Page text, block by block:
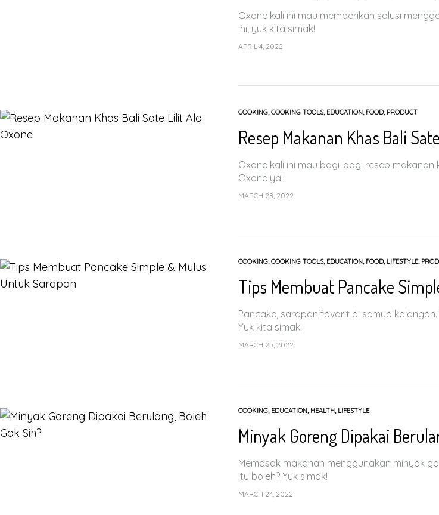
Oxone kali ini mau memberikan solusi
ini, yuk kita simak!
APRIL 4, 2022
COOKING,COOKING TOOLS, EDUCATION, FOOD, PRODUCT
Resep Makanan Khas Bali
Oxone kali ini mau bagi-bagi resep
Oxone ya!
MARCH 28, 2022
COOKING,COOKING TOOLS, EDUCATION, FOOD, LIFESTYLE,
Tips Membuat Pancake
Pancake, sarapan favorit di semua
Yuk kita simak!
MARCH 25, 2022
COOKING, EDUCATION, HEALTH, LIFESTYLE
Minyak Goreng Dipakai
Memasak makanan menggunakan minyak
itu boleh? Yuk simak!
MARCH 24, 2022